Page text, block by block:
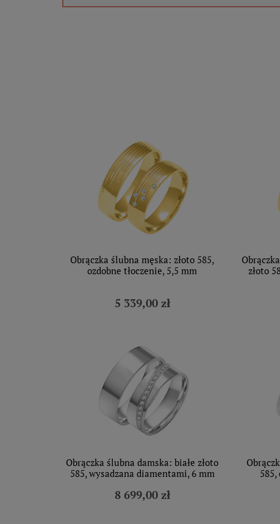
Obrączka ślubna męska: złoto 585,
ozdobne tłoczenie, 5,5 mm
5 339,00 zł
złoto
Obrączka ślubna damska: białe złoto
585, wysadzana diamentami, 6 mm
8 699,00 zł
585,